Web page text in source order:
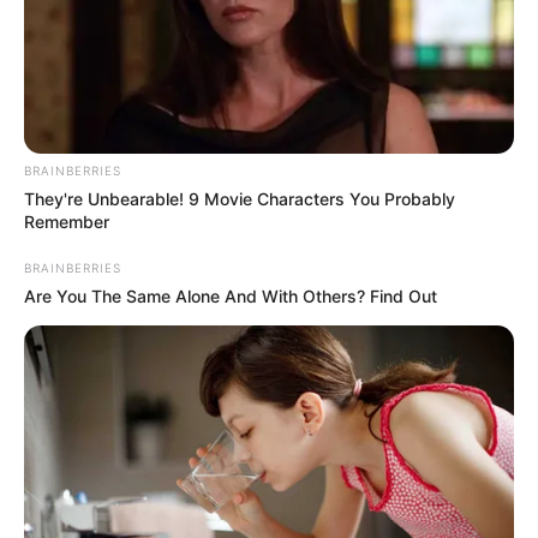
(foto: pexels)
Keramik merupakan salah satu contoh karya seni rupa 3 dimensi
yang dapat dijumpai dengan mudah. Hampir setiap rumah
Pasalnya, batuan mengkilap yang bertekstur licin ini kerap
dijadikan sebagai bahan pelapis lantai atau dinding rumah.
BRAINBERRIES
They're Unbearable! 9 Movie Characters You Probably
Remember
BRAINBERRIES
Are You The Same Alone And With Others? Find Out